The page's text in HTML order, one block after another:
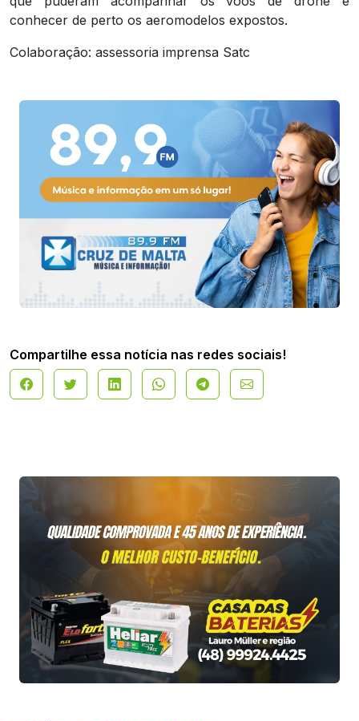
conhecer de perto os aeromodelos expostos.
Colaboração: assessoria imprensa Satc
Compartilhe essa notícia nas redes sociais!